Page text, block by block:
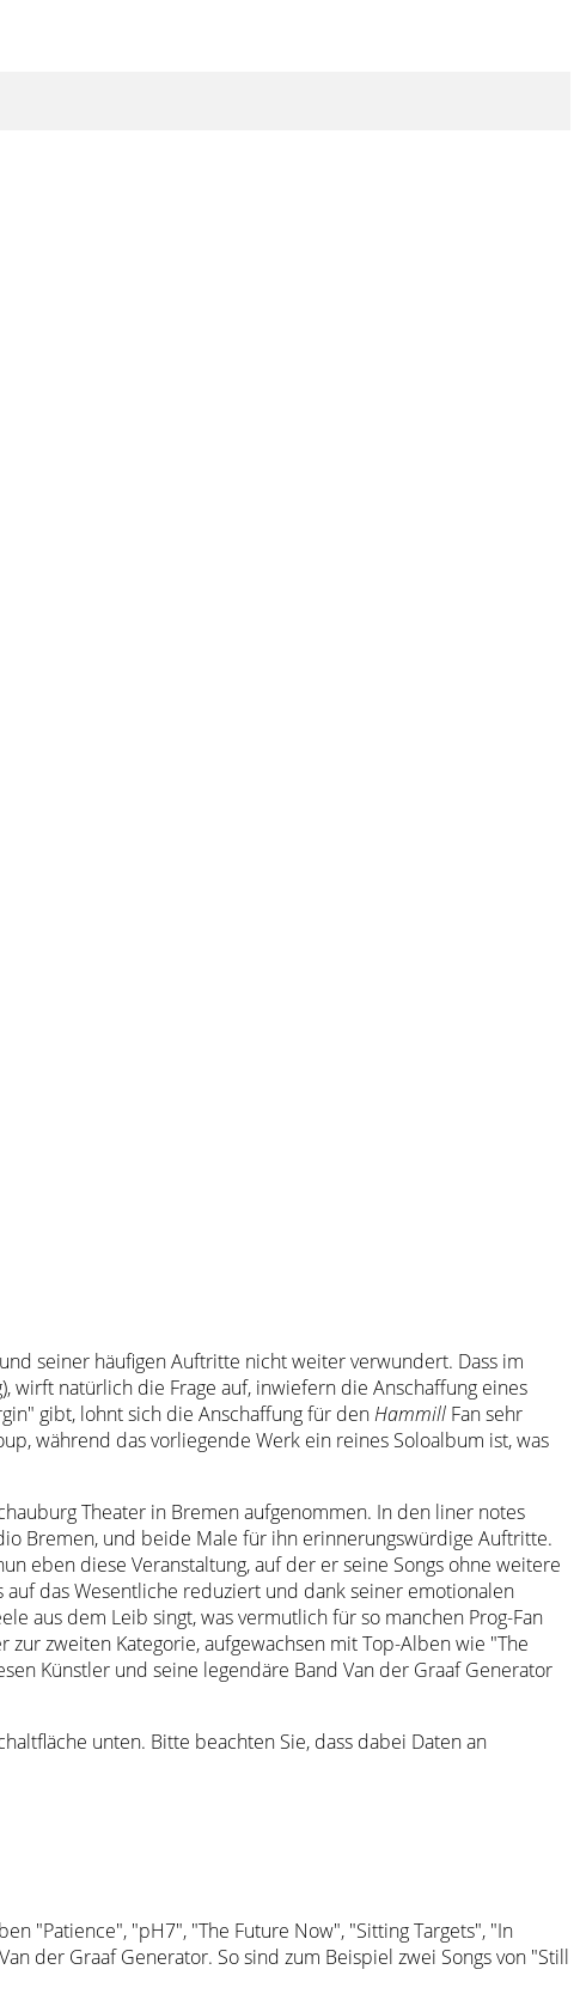
seiner häufigen Auftritte nicht weiter verwundert. Dass im
wirft natürlich die Frage auf, inwiefern die Anschaffung eines
gibt, lohnt sich die Anschaffung für denHammill Fan sehr
während das vorliegende Werk ein reines Soloalbum ist, was
Theater in Bremen aufgenommen. In den liner notes
Bremen, und beide Male für ihn erinnerungswürdige Auftritte.
eben diese Veranstaltung, auf der er seine Songs ohne weitere
das Wesentliche reduziert und dank seiner emotionalen
aus dem Leib singt, was vermutlich für so manchen Prog-Fan
zweiten Kategorie, aufgewachsen mit Top-Alben wie "The
Künstler und seine legendäre Band Van der Graaf Generator
unten. Bitte beachten Sie, dass dabei Daten an
"Patience", "pH7", "The Future Now", "Sitting Targets", "In
der Graaf Generator. So sind zum Beispiel zwei Songs von "Still